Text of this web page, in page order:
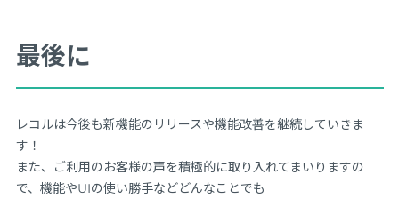
最後に
レコルは今後も新機能のリリースや機能改善を継続していきま
す！
また、ご利用のお客様の声を積極的に取り入れてまいりますの
で、機能やUIの使い勝手などどんなことでも